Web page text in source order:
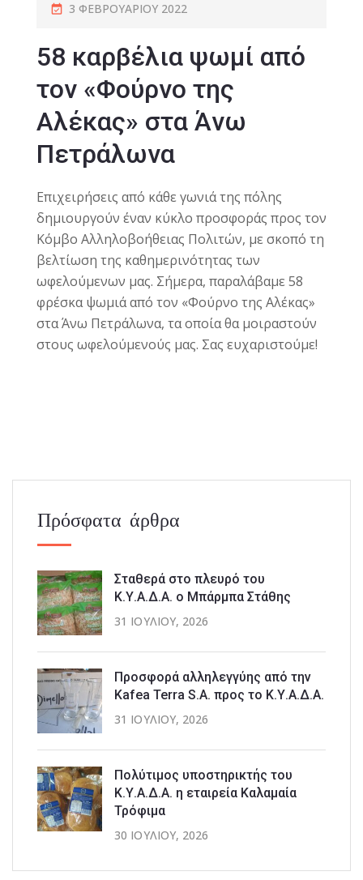
3 ΦΕΒΡΟΥΑΡΊΟΥ 2022
58 καρβέλια ψωμί από
τον «Φούρνο της
Αλέκας» στα Άνω
Πετράλωνα
Επιχειρήσεις από κάθε γωνιά της πόλης
δημιουργούν έναν κύκλο προσφοράς προς τον
Κόμβο Αλληλοβοήθειας Πολιτών, με σκοπό τη
βελτίωση της καθημερινότητας των
ωφελούμενων μας. Σήμερα, παραλάβαμε 58
φρέσκα ψωμιά από τον «Φούρνο της Αλέκας»
στα Άνω Πετράλωνα, τα οποία θα μοιραστούν
στους ωφελούμενούς μας. Σας ευχαριστούμε!
Πρόσφατα άρθρα
Σταθερά στο πλευρό του
Κ.Υ.Α.Δ.Α. ο Μπάρμπα Στάθης
31 ΙΟΥΛΊΟΥ, 2026
Προσφορά αλληλεγγύης από την
Kafea Terra S.A. προς το Κ.Υ.Α.Δ.Α.
31 ΙΟΥΛΊΟΥ, 2026
Πολύτιμος υποστηρικτής του
Κ.Υ.Α.Δ.Α. η εταιρεία Καλαμαία
Τρόφιμα
30 ΙΟΥΛΊΟΥ, 2026